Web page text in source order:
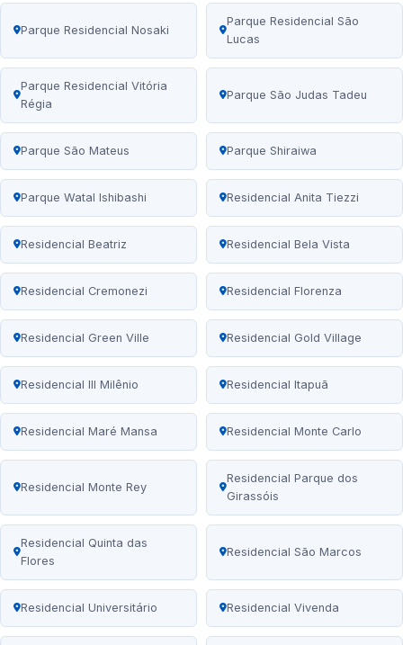
Parque Residencial Nosaki
Parque Residencial São
Lucas
Parque Residencial Vitória
Régia
Parque São Judas Tadeu
Parque São Mateus Parque Shiraiwa
Parque Watal Ishibashi Residencial Anita Tiezzi
Residencial Beatriz Residencial Bela Vista
Residencial Cremonezi Residencial Florenza
Residencial Green Ville Residencial Gold Village
Residencial III Milênio Residencial Itapuã
Residencial Maré Mansa Residencial Monte Carlo
Residencial Monte Rey
Residencial Parque dos
Girassóis
Residencial Quinta das
Flores
Residencial São Marcos
Residencial Universitário Residencial Vivenda